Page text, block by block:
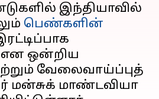
இந்தியாவில்
பெண்களின்
என ஒன்றிய
வேலைவாய்ப்புத்
மன்சுக் மாண்டவியா